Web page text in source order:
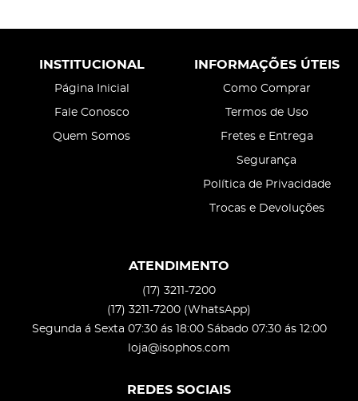
INSTITUCIONAL
Página Inicial
Fale Conosco
Quem Somos
INFORMAÇÕES ÚTEIS
Como Comprar
Termos de Uso
Fretes e Entrega
Segurança
Política de Privacidade
Trocas e Devoluções
ATENDIMENTO
(17) 3211-7200
(17) 3211-7200 (WhatsApp)
Segunda á Sexta 07:30 ás 18:00 Sábado 07:30 ás 12:00
loja@isophos.com
REDES SOCIAIS